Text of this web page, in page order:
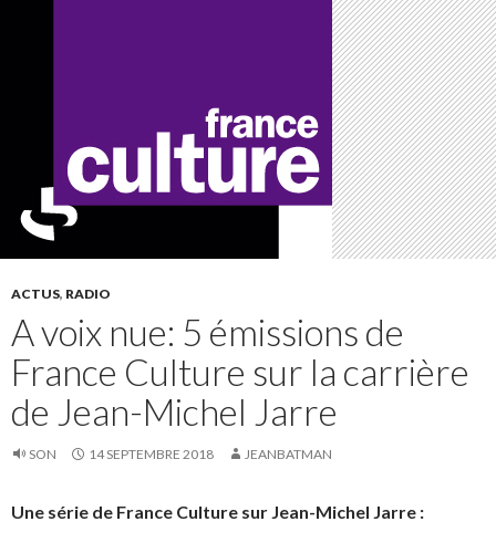
ACTUS, RADIO
A voix nue: 5 émissions de
France Culture sur la carrière
de Jean-Michel Jarre
SON 14 SEPTEMBRE 2018 JEANBATMAN
Une série de France Culture sur Jean-Michel Jarre :